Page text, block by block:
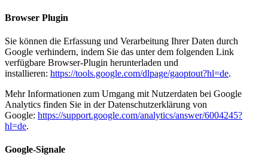
Browser Plugin
Sie können die Erfassung und Verarbeitung Ihrer Daten durch
Google verhindern, indem Sie das unter dem folgenden Link
verfügbare Browser-Plugin herunterladen und
installieren: https://tools.google.com/dlpage/gaoptout?hl=de.
Mehr Informationen zum Umgang mit Nutzerdaten bei Google
Analytics finden Sie in der Datenschutzerklärung von
Google: https://support.google.com/analytics/answer/6004245?
hl=de.
Google-Signale